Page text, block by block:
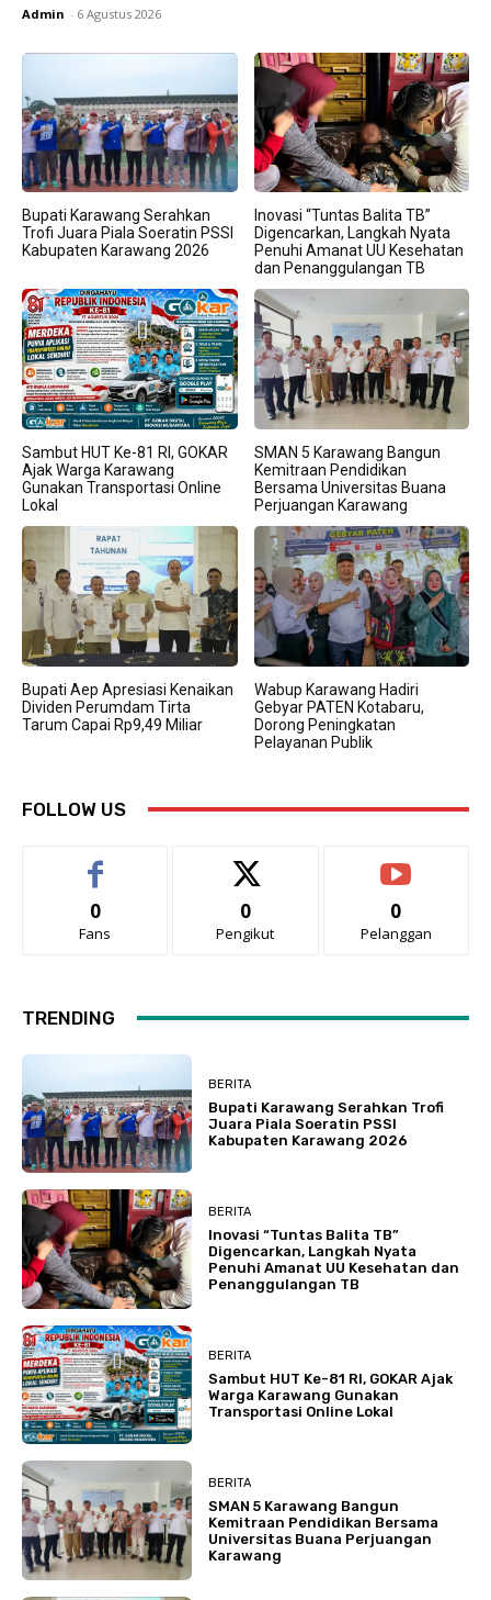
Admin - 6 Agustus 2026
Bupati Karawang Serahkan
Trofi Juara Piala Soeratin PSSI
Kabupaten Karawang 2026
Inovasi “Tuntas Balita TB”
Digencarkan, Langkah Nyata
Penuhi Amanat UU Kesehatan
dan Penanggulangan TB
Sambut HUT Ke-81 RI, GOKAR
Ajak Warga Karawang
Gunakan Transportasi Online
Lokal
SMAN 5 Karawang Bangun
Kemitraan Pendidikan
Bersama Universitas Buana
Perjuangan Karawang
Bupati Aep Apresiasi Kenaikan
Dividen Perumdam Tirta
Tarum Capai Rp9,49 Miliar
Wabup Karawang Hadiri
Gebyar PATEN Kotabaru,
Dorong Peningkatan
Pelayanan Publik
FOLLOW US
0
Fans
0
Pengikut
0
Pelanggan
TRENDING
BERITA
Bupati Karawang Serahkan Trofi
Juara Piala Soeratin PSSI
Kabupaten Karawang 2026
BERITA
Inovasi “Tuntas Balita TB”
Digencarkan, Langkah Nyata
Penuhi Amanat UU Kesehatan dan
Penanggulangan TB
BERITA
Sambut HUT Ke-81 RI, GOKAR Ajak
Warga Karawang Gunakan
Transportasi Online Lokal
BERITA
SMAN 5 Karawang Bangun
Kemitraan Pendidikan Bersama
Universitas Buana Perjuangan
Karawang